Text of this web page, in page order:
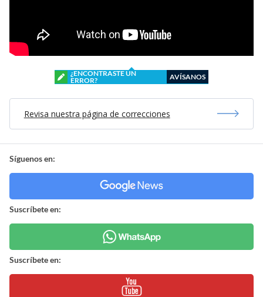
¿ENCONTRASTE UN
ERROR?
AVÍSANOS
Revisa nuestra página de correcciones
Síguenos en:
Suscríbete en:
Suscríbete en: